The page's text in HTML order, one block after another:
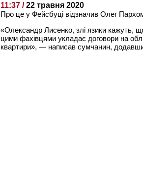
11:37 /22 травня 2020
Про це у Фейсбуці відзначив Олег
«Олександр Лисенко, злі язики кажуть,
цими фахівцями укладає договори на
квартири», — написав сумчанин,